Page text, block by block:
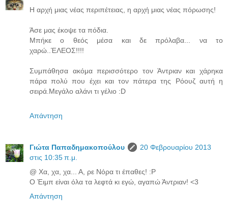
Η αρχή μιας νέας περιπέτειας, η αρχή μιας νέας πόρωσης!
Άσε μας έκοψε τα πόδια.
Μπήκε ο θεός μέσα και δε πρόλαβα... να το
χαρώ..ΈΛΕΟΣ!!!!
Συμπάθησα ακόμα περισσότερο τον Άντριαν και χάρηκα
πάρα πολύ που έχει και τον πάτερα της Ρόουζ αυτή η
σειρά.Μεγάλο αλάνι τι γέλιο :D
Απάντηση
Γιώτα Παπαδημακοπούλου
20 Φεβρουαρίου 2013
στις 10:35 π.μ.
@ Χα, χα, χα... Α, ρε Νόρα τι έπαθες! :P
Ο Έιμπ είναι όλα τα λεφτά κι εγώ, αγαπώ Άντριαν! <3
Απάντηση